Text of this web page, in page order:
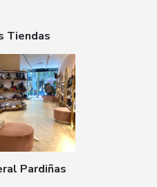
Tiendas
Pardiñas